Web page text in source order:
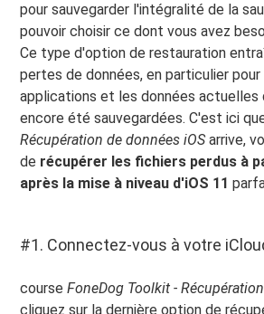
pour sauvegarder l'intégralité de la
pouvoir choisir ce dont vous avez
Ce type d'option de restauration
pertes de données, en particulier
applications et les données actuelles
encore été sauvegardées. C'est ici
Récupération de données iOSarrive,
de récupérer les fichiers perdus à
après la mise à niveau d'iOS 11
#1. Connectez-vous à votre
courseFoneDog Toolkit -
cliquez sur la dernière option de